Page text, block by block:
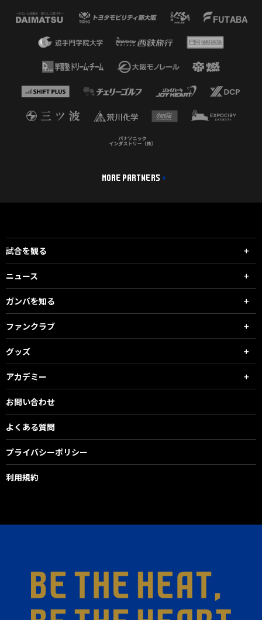
MORE PARTNERS
試合を観る
ニュース
ガンバを知る
ファンクラブ
グッズ
アカデミー
お問い合わせ
よくある質問
プライバシーポリシー
利用規約